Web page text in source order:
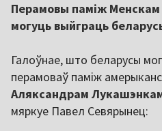
Перамовы паміж
могуць выйграць
Галоўнае, што беларусы
перамоваў паміж
Аляксандрам
мяркуе Павел Севярынец: